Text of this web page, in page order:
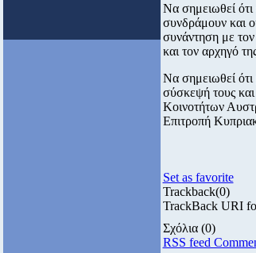
Να σημειωθεί
συνδράμουν και
συνάντηση με
και τον αρχηγό
Να σημειωθεί ότι
σύσκεψή τους
Κοινοτήτων
Επιτροπή
Set as favorite
Trackback(0)
TrackBack URI
Σχόλια (0)
RSS feed